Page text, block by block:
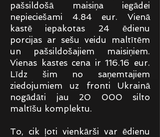
pašsildošā maisiņa iegādei
nepieciešami 4.84 eur. Vienā
kastē iepakotas 24 ēdienu
porcijas ar sešu veidu maltītēm
un pašsildošajiem maisiņiem.
Vienas kastes cena ir 116.16 eur.
Līdz šim no saņemtajiem
ziedojumiem uz fronti Ukrainā
nogādāti jau 20 000 silto
maltīšu komplektu.
To, cik ļoti vienkārši var ēdienu